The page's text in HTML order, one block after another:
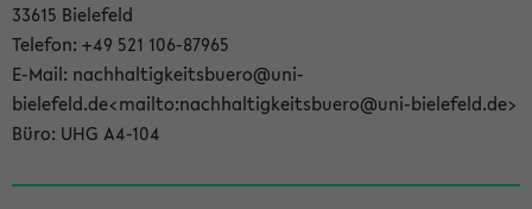
33615 Bielefeld
Telefon: +49 521 106-87965
E-Mail: nachhaltigkeitsbuero@uni-
bielefeld.de<mailto:nachhaltigkeitsbuero@uni-bielefeld.de>
Büro: UHG A4-104